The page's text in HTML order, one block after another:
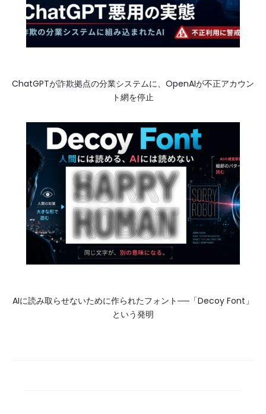
ChatGPTが詐欺拠点の分業システムに、OpenAIが不正アカウン
ト網を停止
AIに読み取らせないために作られたフォント──「Decoy Font」
という発明